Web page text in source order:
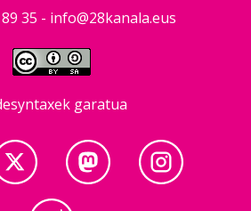
35 - info@28kanala.eus
garatua